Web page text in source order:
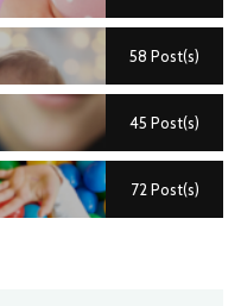
58 Post(s)
45 Post(s)
72 Post(s)